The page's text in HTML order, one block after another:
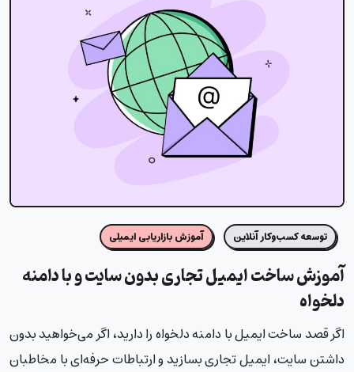
توسعه کسب‌وکار آنلاین آموزش بازاریابی ایمیلی
آموزش ساخت ایمیل تجاری بدون سایت و با دامنه
دلخواه
اگر قصد ساخت ایمیل با دامنه دلخواه را دارید، اگر می‌خواهید بدون
داشتن سایت، ایمیل تجاری بسازید و ارتباطات حرفه‌‌ای با مخاطبان